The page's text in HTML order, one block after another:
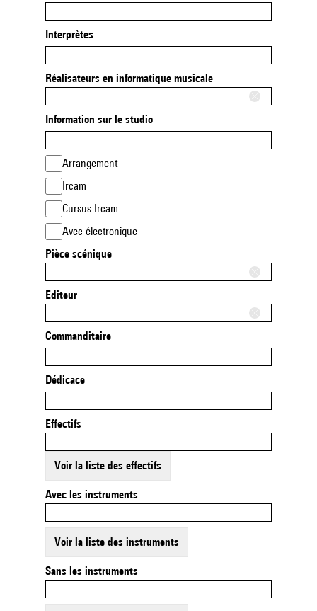
Interprètes
Réalisateurs en informatique musicale
Information sur le studio
Arrangement
Ircam
Cursus Ircam
Avec électronique
Pièce scénique
Editeur
Commanditaire
Dédicace
Effectifs
Voir la liste des effectifs
Avec les instruments
Voir la liste des instruments
Sans les instruments